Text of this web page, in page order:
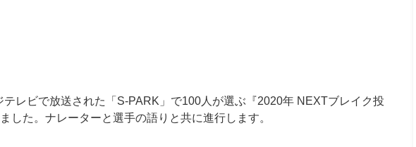
テレビで放送された「 S-PARK 」で100 人が選ぶ『2020年 NEXTブレイク投
した。ナレーターと選手の語りと共に進行します。